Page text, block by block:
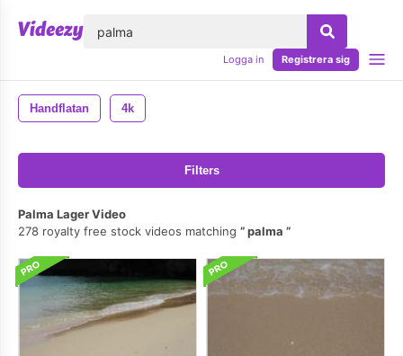
Logga in Registrera sig
Handflatan 4k
Filters
Palma Lager Video
278 royalty free stock videos matching
palma